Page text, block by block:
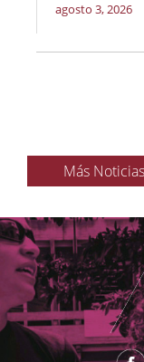
agosto 3, 2026
Más Noticias